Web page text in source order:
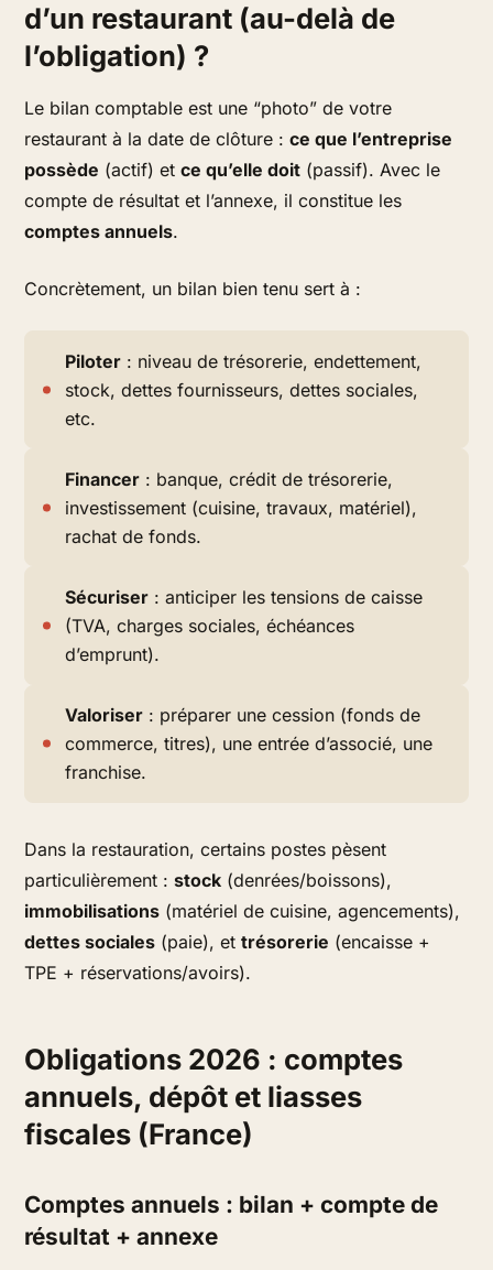
d’un restaurant (au-delà de
l’obligation) ?
Le bilan comptable est une “photo” de votre
restaurant à la date de clôture :ce que l’entreprise
possède (actif) etce qu’elle doit (passif). Avec le
compte de résultat et l’annexe, il constitue les
comptes annuels.
Concrètement, un bilan bien tenu sert à :
Piloter : niveau de trésorerie, endettement,
stock, dettes fournisseurs, dettes sociales,
etc.
Financer : banque, crédit de trésorerie,
investissement (cuisine, travaux, matériel),
rachat de fonds.
Sécuriser : anticiper les tensions de caisse
(TVA, charges sociales, échéances
d’emprunt).
Valoriser : préparer une cession (fonds de
commerce, titres), une entrée d’associé, une
franchise.
Dans la restauration, certains postes pèsent
particulièrement :stock (denrées/boissons),
immobilisations (matériel de cuisine, agencements),
dettes sociales (paie), ettrésorerie (encaisse +
TPE + réservations/avoirs).
Obligations 2026 : comptes
annuels, dépôt et liasses
fiscales (France)
Comptes annuels : bilan + compte de
résultat + annexe